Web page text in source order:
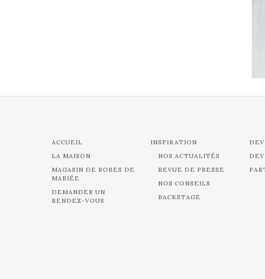
ACCUEIL
LA MAISON
MAGASIN DE ROBES DE
MARIÉE
DEMANDER UN
RENDEZ-VOUS
INSPIRATION
NOS ACTUALITÉS
REVUE DE PRESSE
NOS CONSEILS
BACKSTAGE